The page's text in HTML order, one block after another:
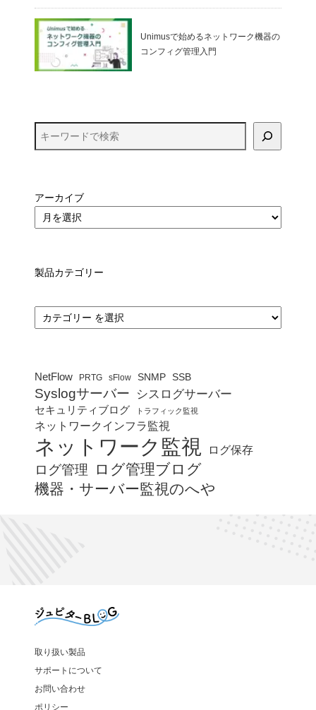
Unimusで始めるネットワーク機器の
コンフィグ管理入門
アーカイブ
製品カテゴリー
カ
テ
ゴ
NetFlow PRTG sFlow SNMP SSB
Syslogサーバー シスログサーバー
セキュリティブログ トラフィック監視
ネットワークインフラ監視
ネットワーク監視 ログ保存
ログ管理
ログ管理ブログ
機器・サーバー監視のへや
取り扱い製品
サポートについて
お問い合わせ
ポリシー